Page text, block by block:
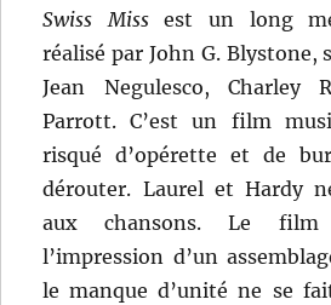
Swiss Missest un long
réalisé par John G. Blystone,
Jean Negulesco, Charley
Parrott. C’est un film
risqué d’opérette et de
dérouter. Laurel et Hardy
aux chansons. Le film
l’impression d’un
le manque d’unité ne se